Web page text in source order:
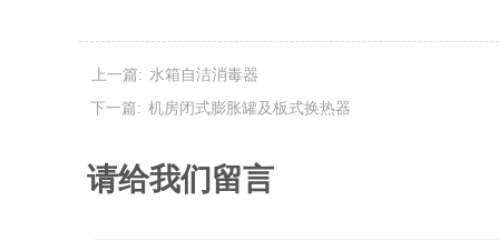
上一篇: 水箱自洁消毒器
下一篇: 机房闭式膨胀罐及板式换热器
请给我们留言